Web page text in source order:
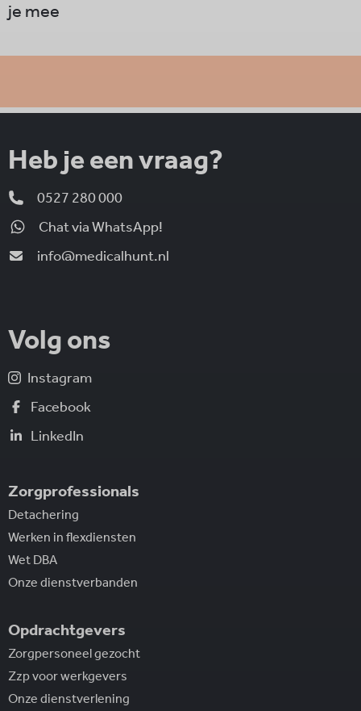
je mee
Heb je een vraag?
0527 280 000
Chat via WhatsApp!
info@medicalhunt.nl
Volg ons
Instagram
Facebook
LinkedIn
Zorgprofessionals
Detachering
Werken in flexdiensten
Wet DBA
Onze dienstverbanden
Opdrachtgevers
Zorgpersoneel gezocht
Zzp voor werkgevers
Onze dienstverlening